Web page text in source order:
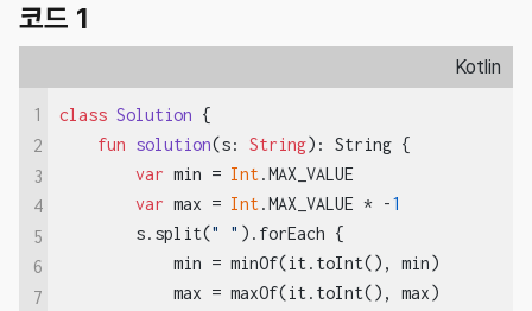
코드 1
Kotlin
1
2
3
4
5
6
7
class Solution {
fun solution(s: String) : String {
var min = Int.MAX_VALUE
var max = Int.MAX_VALUE * -1
        s.split(
" " ).forEach {
            min = minOf(it.toInt(), min)
            max = maxOf(it.toInt(), max)